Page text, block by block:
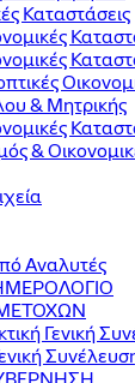
Καταστάσεις
& Μητρικής
&
Αναλυτές
Γενική